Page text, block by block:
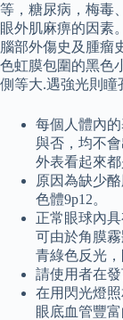
等，糖尿病，梅毒
眼外肌麻痹的因素
腦部外傷史及腫瘤
色虹膜包圍的黑色
側等大.遇強光則瞳
每個人體內
與否，均不
外表看起來都
原因為缺少
色體9p12。
正常眼球內
可由於角膜
青綠色反光
請使用者在
在用閃光燈
眼底血管豐